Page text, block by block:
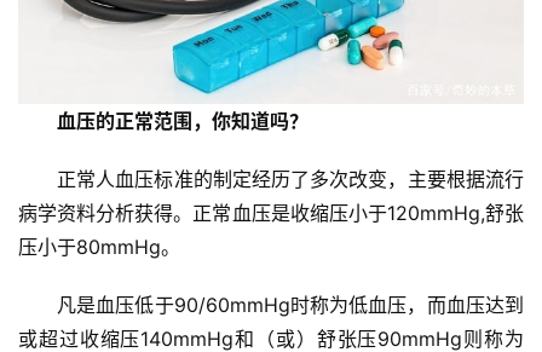
社
区
血压的正常范围，你知道吗？
正常人血压标准的制定经历了多次改变，主要根据流行
病学资料分析获得。正常血压是收缩压小于120mmHg,舒张
压小于80mmHg。
凡是血压低于90/60mmHg时称为低血压，而血压达到
或超过收缩压140mmHg和（或）舒张压90mmHg则称为